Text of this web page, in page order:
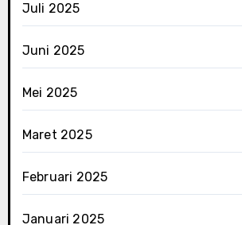
Juli 2025
Juni 2025
Mei 2025
Maret 2025
Februari 2025
Januari 2025